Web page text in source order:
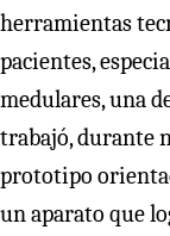
herramientas
pacientes,
medulares, una
trabajó, durante
prototipo
un aparato que